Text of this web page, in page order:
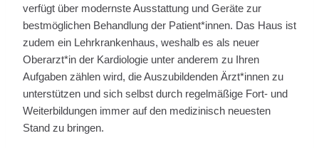
verfügt über modernste Ausstattung und Geräte zur
bestmöglichen Behandlung der Patient*innen. Das Haus ist
zudem ein Lehrkrankenhaus, weshalb es als neuer
Oberarzt*in der Kardiologie unter anderem zu Ihren
Aufgaben zählen wird, die Auszubildenden Ärzt*innen zu
unterstützen und sich selbst durch regelmäßige Fort- und
Weiterbildungen immer auf den medizinisch neuesten
Stand zu bringen.